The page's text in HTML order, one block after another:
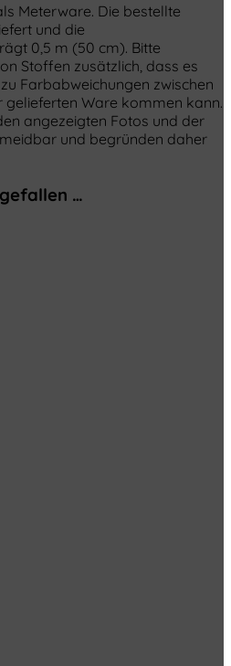
Meterware. Die bestellte
und die
0,5 m (50 cm). Bitte
Stoffen zusätzlich, dass es
Farbabweichungen zwischen
Ware kommen kann.
angezeigten Fotos und der
und begründen daher
…